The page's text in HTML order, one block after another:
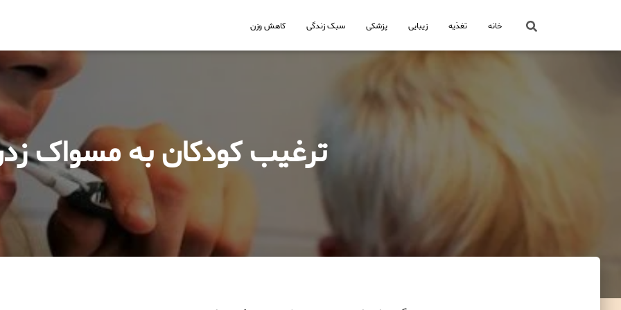
کاهش وزن سبک زندگی پزشکی زیبایی تغذیه خانه
ترغیب کودکان به مسواک